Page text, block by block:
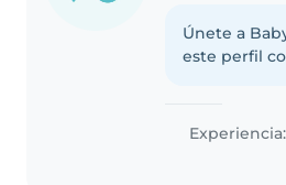
Únete a
este perfil